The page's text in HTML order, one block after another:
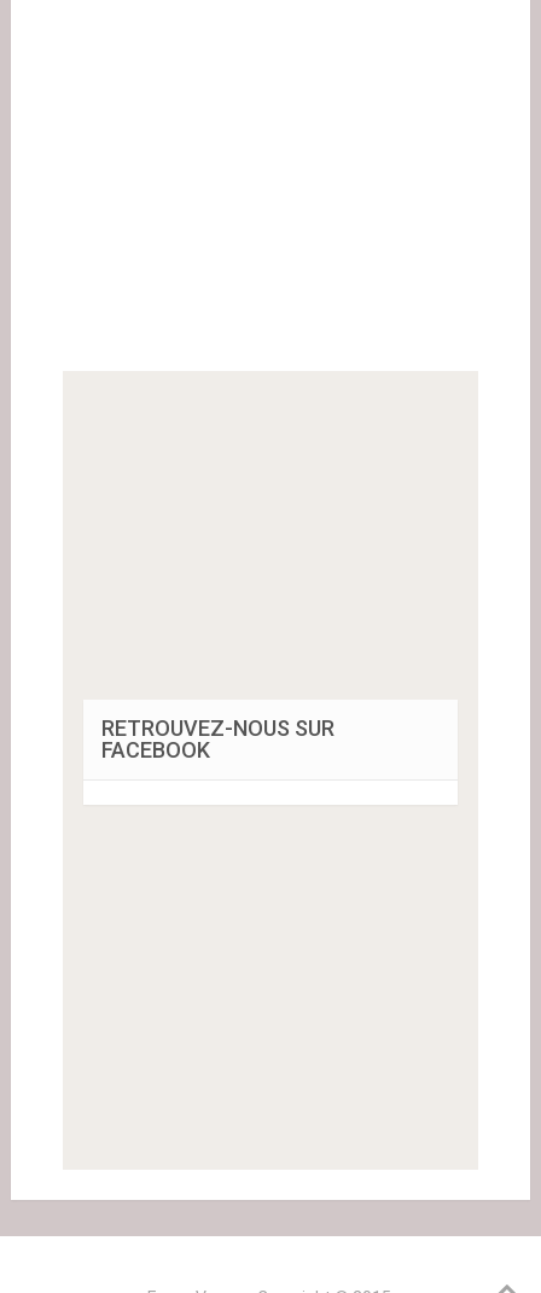
RETROUVEZ-NOUS SUR
FACEBOOK